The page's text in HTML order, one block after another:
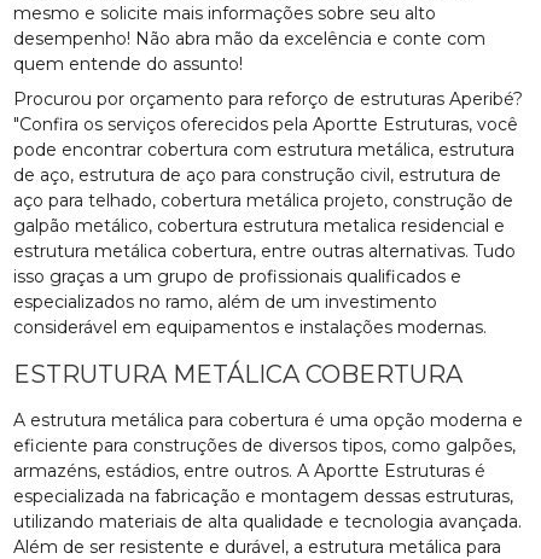
mesmo e solicite mais informações sobre seu alto
desempenho! Não abra mão da excelência e conte com
quem entende do assunto!
Procurou por orçamento para reforço de estruturas Aperibé?
"Confira os serviços oferecidos pela Aportte Estruturas, você
pode encontrar cobertura com estrutura metálica, estrutura
de aço, estrutura de aço para construção civil, estrutura de
aço para telhado, cobertura metálica projeto, construção de
galpão metálico, cobertura estrutura metalica residencial e
estrutura metálica cobertura, entre outras alternativas. Tudo
isso graças a um grupo de profissionais qualificados e
especializados no ramo, além de um investimento
considerável em equipamentos e instalações modernas.
ESTRUTURA METÁLICA COBERTURA
A estrutura metálica para cobertura é uma opção moderna e
eficiente para construções de diversos tipos, como galpões,
armazéns, estádios, entre outros. A Aportte Estruturas é
especializada na fabricação e montagem dessas estruturas,
utilizando materiais de alta qualidade e tecnologia avançada.
Além de ser resistente e durável, a estrutura metálica para